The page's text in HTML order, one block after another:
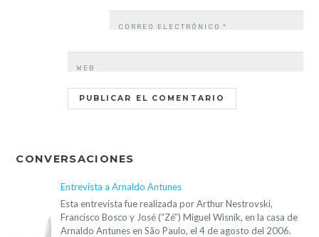
CORREO ELECTRÓNICO*
WEB
CONVERSACIONES
Entrevista a Arnaldo Antunes
Esta entrevista fue realizada por Arthur Nestrovski,
Francisco Bosco y José (“Zé”) Miguel Wisnik, en la casa de
Arnaldo Antunes en São Paulo, el 4 de agosto del 2006.